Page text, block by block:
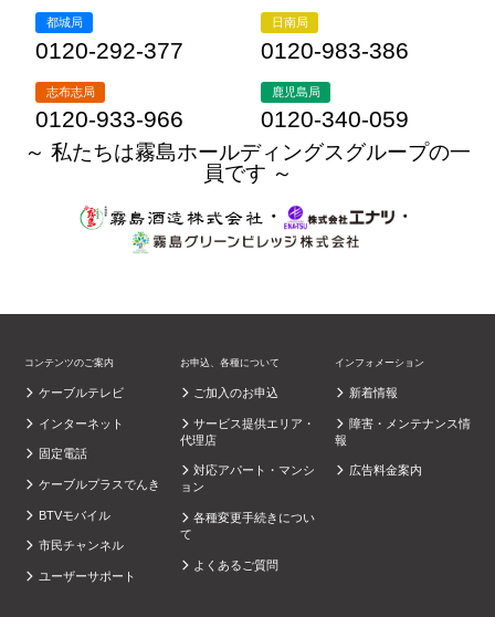
都城局
0120-292-377
日南局
0120-983-386
志布志局
0120-933-966
鹿児島局
0120-340-059
～ 私たちは霧島ホールディングスグループの一
員です ～
・
・
コンテンツのご案内
ケーブルテレビ
インターネット
固定電話
ケーブルプラスでんき
BTVモバイル
市民チャンネル
ユーザーサポート
お申込、各種について
ご加入のお申込
サービス提供エリア・
代理店
対応アパート・マンシ
ョン
各種変更手続きについ
て
よくあるご質問
インフォメーション
新着情報
障害・メンテナンス情
報
広告料金案内